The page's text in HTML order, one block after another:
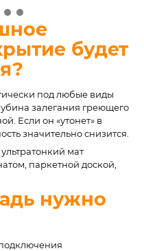
будет
под любые виды
залегания греющего
Если он «утонет» в
значительно снизится.
мат
паркетной доской,
нужно